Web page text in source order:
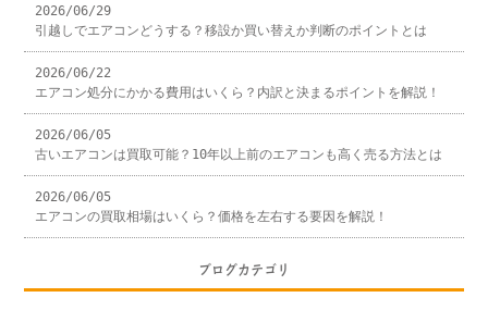
2026/06/29
引越しでエアコンどうする？移設か買い替えか判断のポイントとは
2026/06/22
エアコン処分にかかる費用はいくら？内訳と決まるポイントを解説！
2026/06/05
古いエアコンは買取可能？10年以上前のエアコンも高く売る方法とは
2026/06/05
エアコンの買取相場はいくら？価格を左右する要因を解説！
ブログカテゴリ